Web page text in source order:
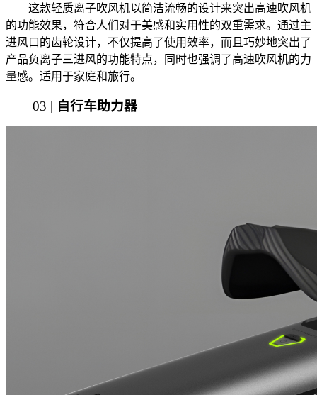
这款轻质离子吹风机以简洁流畅的设计来突出高速吹风机
的功能效果，符合人们对于美感和实用性的双重需求。通过主
进风口的齿轮设计，不仅提高了使用效率，而且巧妙地突出了
产品负离子三进风的功能特点，同时也强调了高速吹风机的力
量感。适用于家庭和旅行。
03 | 自行车助力器